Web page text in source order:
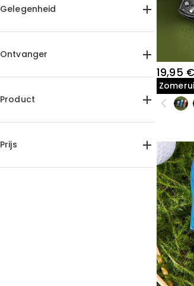
Gelegenheid
Bruiloft(2)
Ontvanger
Voor Broer(15)
Product
Prijs
19,95 €